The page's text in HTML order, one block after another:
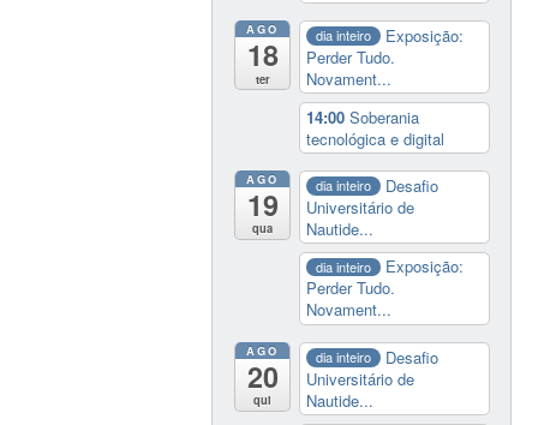
AGO
18
ter
dia inteiro
Exposição:
Perder Tudo.
Novament...
14:00Soberania
tecnológica e digital
AGO
19
qua
dia inteiro
Desafio
Universitário de
Nautide...
dia inteiro
Exposição:
Perder Tudo.
Novament...
AGO
20
qui
dia inteiro
Desafio
Universitário de
Nautide...